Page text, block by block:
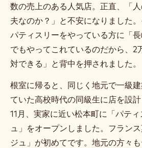
数の売上のある人気店。正直、「
夫なのか？」と不安になりました
パティスリーをやっている方に「
でもやってこれているのだから、2
対できる」と背中を押されました。
根室に帰ると、同じく地元で一級
ていた高校時代の同級生に店を設
11月、実家に近い松本町に「パテ
ュ」をオープンしました。フラン
ジュ」が初めてです。地元の方々